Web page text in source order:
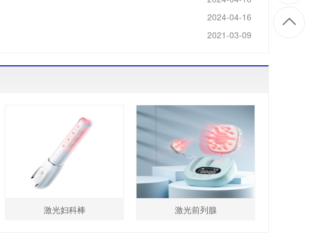
2024-04-16
2021-03-09
激光妇科棒 激光前列腺